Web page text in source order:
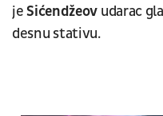
jeSićendžeov udarac
desnu stativu.